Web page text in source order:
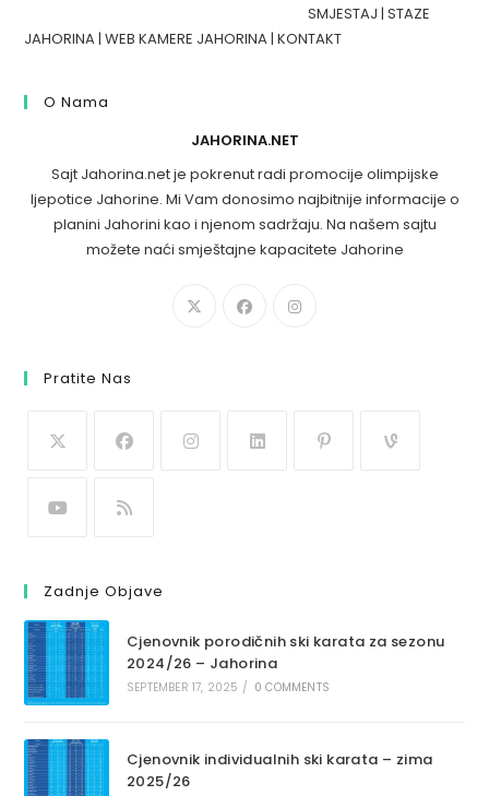
SMJESTAJ |STAZE
JAHORINA |WEB KAMERE JAHORINA |KONTAKT
O Nama
JAHORINA.NET
Sajt Jahorina.net je pokrenut radi promocije olimpijske
ljepotice Jahorine. Mi Vam donosimo najbitnije informacije o
planini Jahorini kao i njenom sadržaju. Na našem sajtu
možete naći smještajne kapacitete Jahorine
Pratite Nas
Zadnje Objave
Cjenovnik porodičnih ski karata za sezonu
2024/26 – Jahorina
SEPTEMBER 17, 2025 / 0 COMMENTS
Cjenovnik individualnih ski karata – zima
2025/26